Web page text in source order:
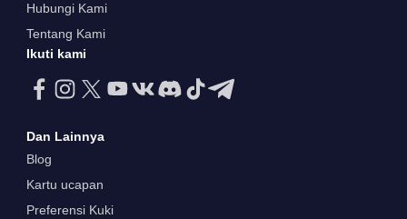
Hubungi Kami
Tentang Kami
Ikuti kami
Dan Lainnya
Blog
Kartu ucapan
Preferensi Kuki